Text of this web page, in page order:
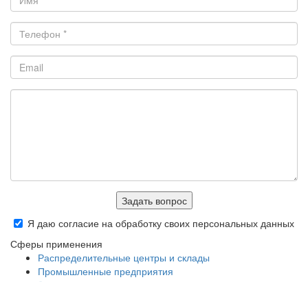
Задать вопрос
Я даю согласие на обработку своих персональных данных
Сферы применения
Распределительные центры и склады
Промышленные предприятия